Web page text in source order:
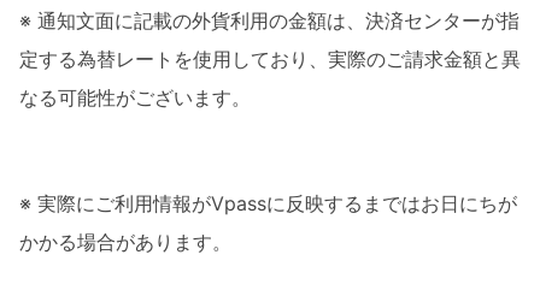
※ 通知文面に記載の外貨利用の金額は、決済センターが指
定する為替レートを使用しており、実際のご請求金額と異
なる可能性がございます。
※ 実際にご利用情報がVpassに反映するまではお日にちが
かかる場合があります。